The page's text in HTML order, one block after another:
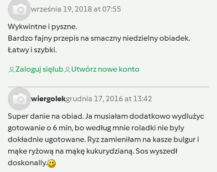
września 19, 2018 at 07:55
Wykwintne i pyszne.
Bardzo fajny przepis na smaczny niedzielny obiadek.
Łatwy i szybki.
Zaloguj sięlub Utwórz nowe konto
wiergolekgrudnia 17, 2016 at 13:42
Super danie na obiad. Ja musiałam dodatkowo wydlużyc
gotowanie o 6 min, bo według mnie roladki nie byly
dokładnie ugotowane. Ryz zamieniłam na kasze bulgur i
mąke ryżową na mąkę kukurydzianą. Sos wyszedł
doskonally.